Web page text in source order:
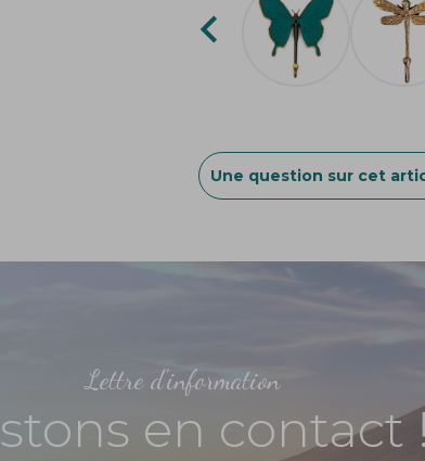

Une question sur cet
Lettre d'information
en contact !